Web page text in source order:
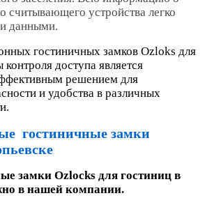
считывающего устройства легко
данными.
гостиничных замков Ozloks для
доступа является
решением для
и удобства в различных
гостиничные замки
замки Ozlocks для гостиниц в
в нашей компании.